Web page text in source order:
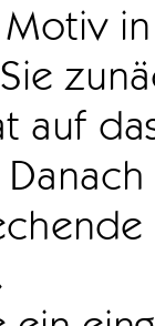
auf